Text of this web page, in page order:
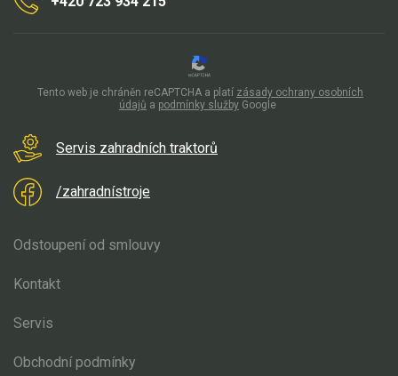
Servis zahradních traktorů
/zahradnístroje
Odstoupení od smlouvy
Kontakt
Servis
Obchodní podmínky
Tento web je chráněn reCAPTCHA a platí zásady ochrany osobních
údajů a podmínky služby Google